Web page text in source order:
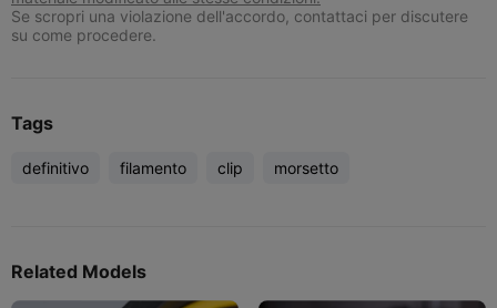
Se scropri una violazione dell'accordo, contattaci per discutere
su come procedere.
Tags
definitivo filamento clip morsetto
Related Models